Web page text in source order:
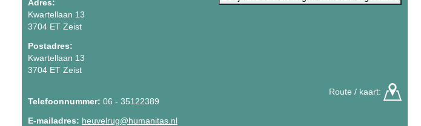
Adres:
Kwartellaan 13
3704 ET Zeist
Postadres:
Kwartellaan 13
3704 ET Zeist
Route / kaart:
Telefoonnummer: 06 - 35122389
E-mailadres: heuvelrug@humanitas.nl